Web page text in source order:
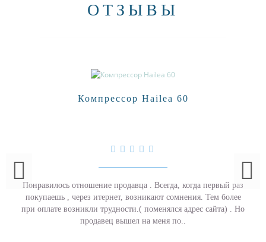
ОТЗЫВЫ
Компрессор Hailea 60
Понравилось отношение продавца . Всегда, когда первый раз
покупаешь , через итернет, возникают сомнения. Тем более
при оплате возникли трудности.( поменялся адрес сайта) . Но
продавец вышел на меня по..